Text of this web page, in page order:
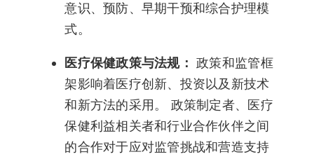
意识、预防、早期干预和综合护理模
式。
医疗保健政策与法规：政策和监管框
架影响着医疗创新、投资以及新技术
和新方法的采用。 政策制定者、医疗
保健利益相关者和行业合作伙伴之间
的合作对于应对监管挑战和营造支持